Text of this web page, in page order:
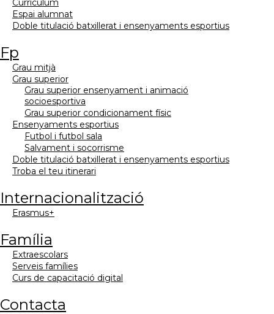
currículum
espai alumnat
doble titulació batxillerat i ensenyaments esportius
fp
grau mitjà
grau superior
grau superior ensenyament i animació
socioesportiva
grau superior condicionament físic
ensenyaments esportius
futbol i futbol sala
salvament i socorrisme
doble titulació batxillerat i ensenyaments esportius
troba el teu itinerari
internacionalització
erasmus+
família
extraescolars
serveis famílies
curs de capacitació digital
contacta